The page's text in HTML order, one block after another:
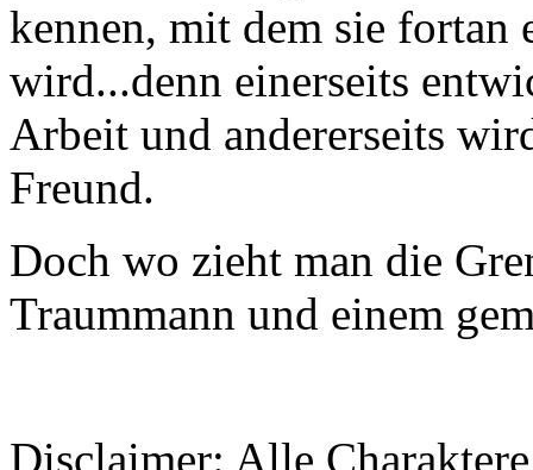
kennen, mit dem sie fortan
wird...denn einerseits
Arbeit und andererseits
Freund.
Doch wo zieht man die
Traummann und einem
Disclaimer: Alle